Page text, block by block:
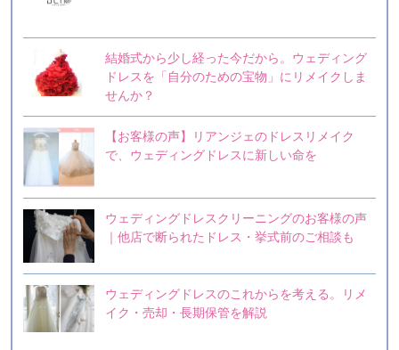
結婚式から少し経った今だから。ウェディング
ドレスを「自分のための宝物」にリメイクしま
せんか？
【お客様の声】リアンジェのドレスリメイク
で、ウェディングドレスに新しい命を
ウェディングドレスクリーニングのお客様の声
｜他店で断られたドレス・挙式前のご相談も
ウェディングドレスのこれからを考える。リメ
イク・売却・長期保管を解説